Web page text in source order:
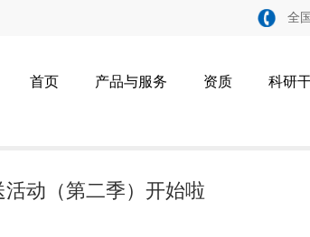
全
首页 产品与服务 资质 科研
动（第二季）开始啦